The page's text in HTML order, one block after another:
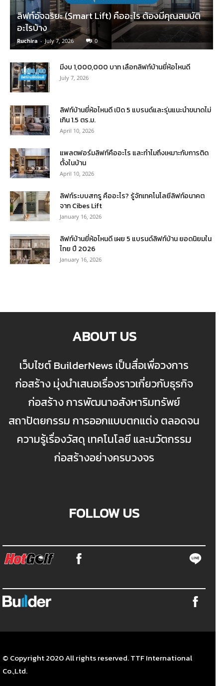
ลิฟท์อัจฉริยะ (Smart Lift) คืออะไร ต้องมีคุณสมบัติ
อะไรบ้าง
Ruchira - July 7, 2026 0
มีงบ 1,000,000 บาท เลือกลิฟท์บ้านยี่ห้อไหนดี
July 7, 2026
ลิฟท์บ้านยี่ห้อไหนดี เปิด 5 แบรนด์และรุ่นแนะนำขนาดไม่
เกิน 1.5 ตร.ม.
April 10, 2026
แพลตฟอร์มลิฟท์คืออะไร และทำไมถึงเหมาะกับการติด
ตั้งในบ้าน
April 10, 2026
ลิฟท์ระบบสกรู คืออะไร? รู้จักเทคโนโลยีลิฟท์อนาคต
จาก Cibes Lift
January 16, 2026
ลิฟท์บ้านยี่ห้อไหนดี เผย 5 แบรนด์ลิฟท์บ้าน ยอดนิยมใน
ไทย ปี 2026
January 16, 2026
ABOUT US
เว็บไซต์ BuilderNews เป็นสื่อเพื่อวงการ
ก่อสร้าง มุ่งนำเสนอเรื่องราวเกี่ยวกับธุรกิจ
ก่อสร้าง การพัฒนาอสังหาริมทรัพย์
สถาปัตยกรรม การออกแบบตกแต่ง ตลอดจน
ความรู้เรื่องวัสดุ เทคโนโลยี และนวัตกรรม
ก่อสร้างอย่างครบวงจร
FOLLOW US
© Copyright 2020 All rights reserved. TTF International
Co.,Ltd.